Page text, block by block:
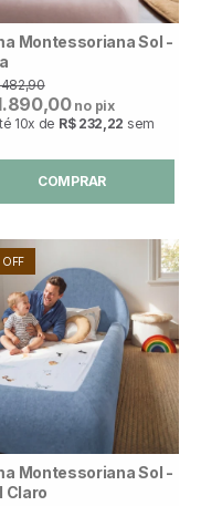
Montessoriana Sol -
no pix
10x de R$ 232,22 sem
COMPRAR
Montessoriana Sol -
Claro